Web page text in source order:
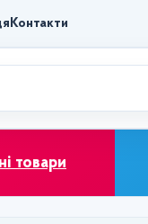
Контакти
товари